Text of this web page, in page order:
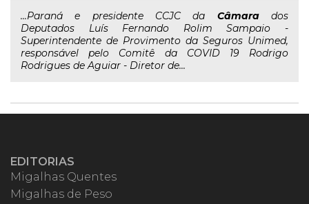
...Paraná e presidente CCJC da Câmarados
Deputados Luís Fernando Rolim Sampaio -
Superintendente de Provimento da Seguros Unimed,
responsável pelo Comitê da COVID 19 Rodrigo
Rodrigues de Aguiar - Diretor de...
EDITORIAS
Migalhas Quentes
Migalhas de Peso